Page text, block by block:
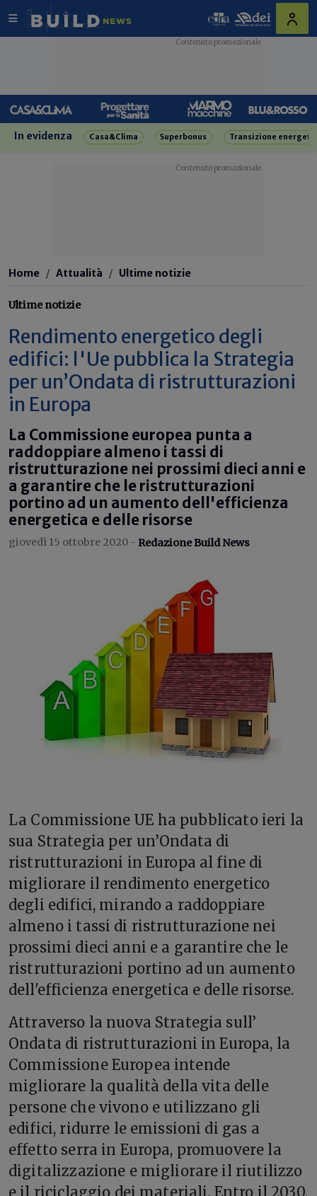
In evidenza Casa&Clima Superbonus Transizione
Home Attualità Ultime notizie
Ultime notizie
Rendimento energetico degli
edifici: l'Ue pubblica la Strategia
per un’Ondata di ristrutturazioni
in Europa
La Commissione europea punta a
raddoppiare almeno i tassi di
ristrutturazione nei prossimi dieci anni e
a garantire che le ristrutturazioni
portino ad un aumento dell'efficienza
energetica e delle risorse
giovedì 15 ottobre 2020 - Redazione Build News
La Commissione UE ha pubblicato ieri la
sua Strategia per un’Ondata di
ristrutturazioni in Europa al fine di
migliorare il rendimento energetico
degli edifici, mirando a raddoppiare
almeno i tassi di ristrutturazione nei
prossimi dieci anni e a garantire che le
ristrutturazioni portino ad un aumento
dell'efficienza energetica e delle risorse.
Attraverso la nuova Strategia sull’
Ondata di ristrutturazioni in Europa, la
Commissione Europea intende
migliorare la qualità della vita delle
persone che vivono e utilizzano gli
edifici, ridurre le emissioni di gas a
effetto serra in Europa, promuovere la
digitalizzazione e migliorare il riutilizzo
e il riciclaggio dei materiali. Entro il 2030,